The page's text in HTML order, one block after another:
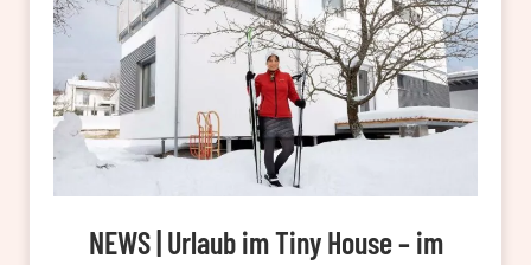
NEWS | Urlaub im Tiny House – im